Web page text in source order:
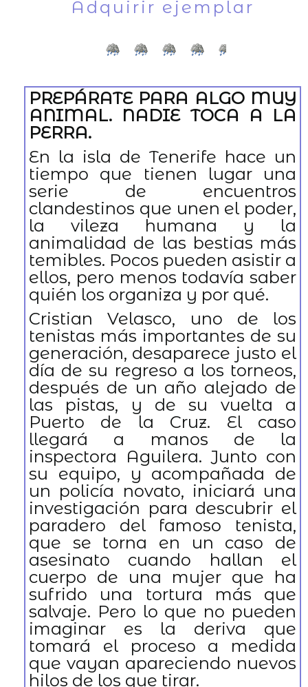
Adquirir ejemplar
PREPÁRATE PARA ALGO MUY
ANIMAL. NADIE TOCA A LA
PERRA.
En la isla de Tenerife hace un
tiempo que tienen lugar una
serie de encuentros
clandestinos que unen el poder,
la vileza humana y la
animalidad de las bestias más
temibles. Pocos pueden asistir a
ellos, pero menos todavía saber
quién los organiza y por qué.
Cristian Velasco, uno de los
tenistas más importantes de su
generación, desaparece justo el
día de su regreso a los torneos,
después de un año alejado de
las pistas, y de su vuelta a
Puerto de la Cruz. El caso
llegará a manos de la
inspectora Aguilera. Junto con
su equipo, y acompañada de
un policía novato, iniciará una
investigación para descubrir el
paradero del famoso tenista,
que se torna en un caso de
asesinato cuando hallan el
cuerpo de una mujer que ha
sufrido una tortura más que
salvaje. Pero lo que no pueden
imaginar es la deriva que
tomará el proceso a medida
que vayan apareciendo nuevos
hilos de los que tirar.